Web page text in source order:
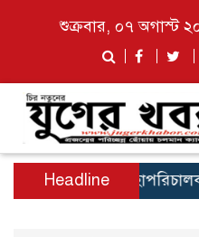
শুক্রবার, ০৭ অগাস্ট
Headline
বিটিভির মহাপরিচালক